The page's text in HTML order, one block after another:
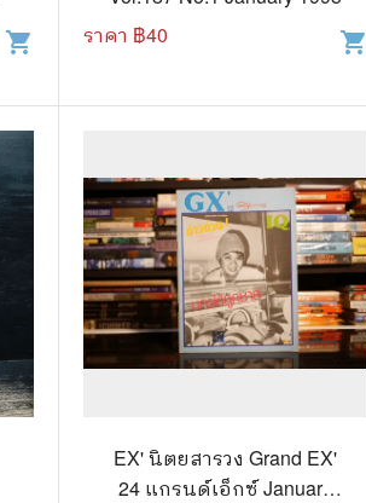
shopping_cart
ราคา ฿40 shopping_cart
EX' นิตยสารวง Grand EX'
24 แกรนด์เอ็กซ์ January
🎥 ของสะสมจากหนังและการ์ตูน
📅 ปฏิทินเก่า
อื่นๆ